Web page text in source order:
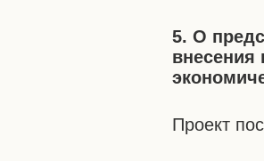
5. О
внесения
Проект